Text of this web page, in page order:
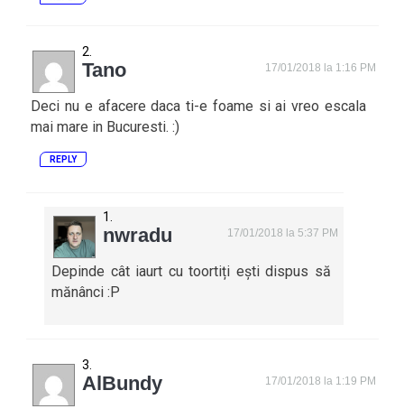
Tano 17/01/2018 la 1:16 PM
Deci nu e afacere daca ti-e foame si ai vreo escala
mai mare in Bucuresti. :)
REPLY
nwradu 17/01/2018 la 5:37 PM
Depinde cât iaurt cu toortiți ești dispus să
mănânci :P
AlBundy 17/01/2018 la 1:19 PM